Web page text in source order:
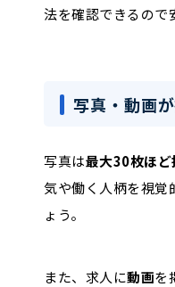
法を確認できるので
写真・動画
写真は最大30枚ほ
気や働く人柄を視覚
ょう。
また、求人に動画を